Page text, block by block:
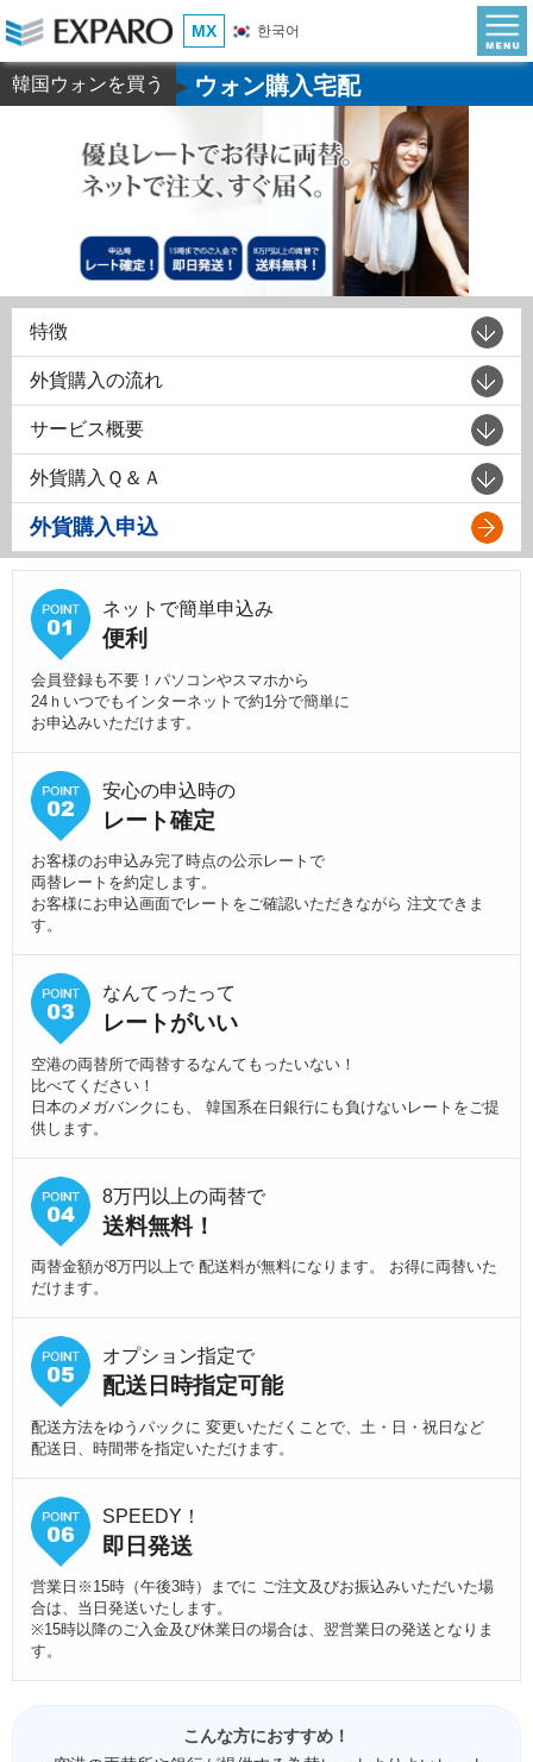
MX 한국어
韓国ウォンを買う ▶ウォン購入宅配
特徴
外貨購入の流れ
サービス概要
外貨購入Ｑ＆Ａ
外貨購入申込
ネットで簡単申込み
便利
会員登録も不要！パソコンやスマホから
24ｈいつでもインターネットで約1分で簡単に
お申込みいただけます。
安心の申込時の
レート確定
お客様のお申込み完了時点の公示レートで
両替レートを約定します。
お客様にお申込画面でレートをご確認いただきながら 注文できま
す。
なんてったって
レートがいい
空港の両替所で両替するなんてもったいない！
比べてください！
日本のメガバンクにも、 韓国系在日銀行にも負けないレートをご提
供します。
8万円以上の両替で
送料無料！
両替金額が8万円以上で 配送料が無料になります。 お得に両替いた
だけます。
オプション指定で
配送日時指定可能
配送方法をゆうパックに 変更いただくことで、土・日・祝日など
配送日、時間帯を指定いただけます。
SPEEDY！
即日発送
営業日※15時（午後3時）までに ご注文及びお振込みいただいた場
合は、当日発送いたします。
※15時以降のご入金及び休業日の場合は、翌営業日の発送となりま
す。
こんな方におすすめ！